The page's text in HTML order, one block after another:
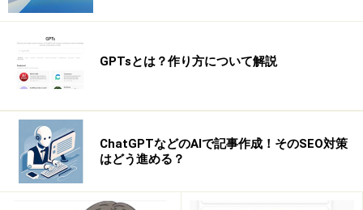
ンに対し如何に重要コンテンツを巡回してもらい、認識
してもらえるかの改善も、重要なSEO対策のひとつとな
ってきます。
GPTsとは？作り方について解説
ChatGPTなどのAIで記事作成！そのSEO対策
はどう進める？